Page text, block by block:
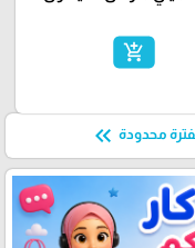
add_shopping_cart
محدودة keyboard_double_arrow_left